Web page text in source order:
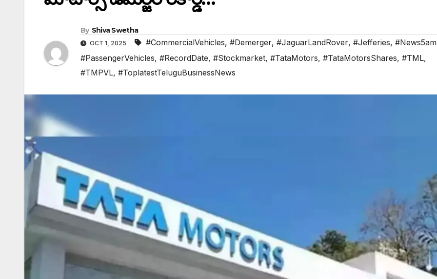
By Shiva Swetha
OCT 1, 2025 #CommercialVehicles, #Demerger, #JaguarLandRover, #Jefferies,
#PassengerVehicles, #RecordDate, #Stockmarket, #TataMotors, #TataMotorsShares, #TML,
#TMPVL, #ToplatestTeluguBusinessNews